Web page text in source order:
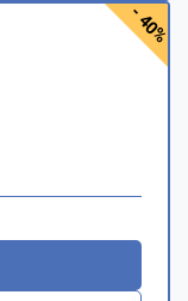
- 40%